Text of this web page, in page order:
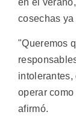
en el
cosechas
"Queremos
intolerantes,
operar
afirmó.